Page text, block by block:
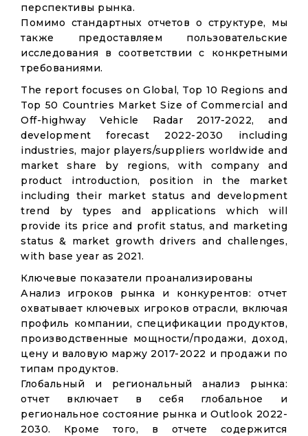
перспективы рынка.
Помимо стандартных отчетов о структуре, мы
также предоставляем пользовательские
исследования в соответствии с конкретными
требованиями.
The report focuses on Global, Top 10 Regions and
Top 50 Countries Market Size of Commercial and
Off-highway Vehicle Radar 2017-2022, and
development forecast 2022-2030 including
industries, major players/suppliers worldwide and
market share by regions, with company and
product introduction, position in the market
including their market status and development
trend by types and applications which will
provide its price and profit status, and marketing
status & market growth drivers and challenges,
with base year as 2021.
Ключевые показатели проанализированы
Анализ игроков рынка и конкурентов: отчет
охватывает ключевых игроков отрасли, включая
профиль компании, спецификации продуктов,
производственные мощности/продажи, доход,
цену и валовую маржу 2017-2022 и продажи по
типам продуктов.
Глобальный и региональный анализ рынка:
отчет включает в себя глобальное и
региональное состояние рынка и Outlook 2022-
2030. Кроме того, в отчете содержится